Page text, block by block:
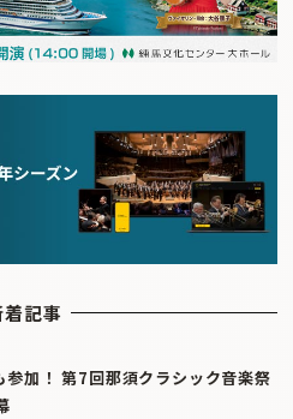
着記事
参加！ 第7回那須クラシック音楽祭